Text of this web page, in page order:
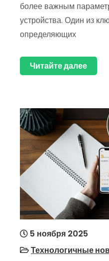
более важным
устройства. Один из
определяющих
Читайте далее
5 ноября 2025
Технологичные